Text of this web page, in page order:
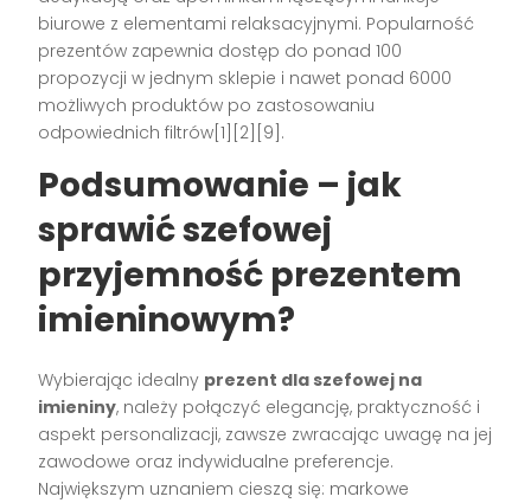
biurowe z elementami relaksacyjnymi. Popularność
prezentów zapewnia dostęp do ponad 100
propozycji w jednym sklepie i nawet ponad 6000
możliwych produktów po zastosowaniu
odpowiednich filtrów[1][2][9].
Podsumowanie – jak
sprawić szefowej
przyjemność prezentem
imieninowym?
Wybierając idealny prezent dla szefowej na
imieniny, należy połączyć elegancję, praktyczność i
aspekt personalizacji, zawsze zwracając uwagę na jej
zawodowe oraz indywidualne preferencje.
Największym uznaniem cieszą się: markowe